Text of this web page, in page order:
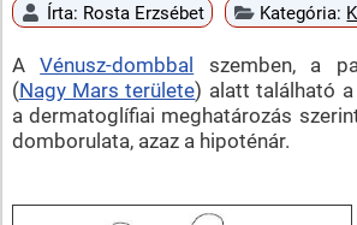
Írta: Rosta Erzsébet Kategória:
AVénusz-dombbal szemben, a
(Nagy Mars területe) alatt található
a dermatoglífiai meghatározás
domborulata, azaz a hipoténár.